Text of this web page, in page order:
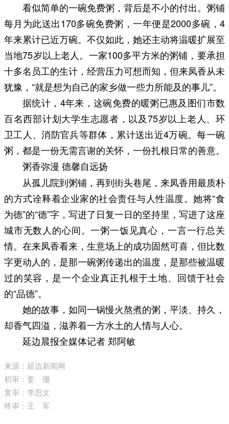
看似简单的一碗免费粥，背后是不小的付出。粥铺
每月为此送出170多碗免费粥，一年便是2000多碗，4
年来累计已近万碗。不仅如此，她还主动将温暖扩展至
当地75岁以上老人。一家100多平方米的粥铺，要承担
十多名员工的生计，经营压力可想而知，但来凤香从未
犹豫，“就是想为自己的家乡做一些力所能及的事儿”。
据统计，4年来，这碗免费的暖粥已惠及图们市数
百名西部计划大学生志愿者，以及75岁以上老人、环
卫工人、消防官兵等群体，累计送出近4万碗。每一碗
粥，都是一份无需言谢的关怀，一份扎根日常的善意。
粥香弥漫 德馨自远扬
从孤儿院到粥铺，再到街头巷尾，来凤香用最质朴
的方式诠释着企业家的社会责任与人性温度。她将“食
为德”的“德”字，写进了日复一日的坚持里，写进了这座
城市无数人的心间。一粥一饭见真心，一言一行总关
情。在来凤香看来，生意场上的成功固然可喜，但比数
字更动人的，是那一碗粥传递出的温度，是那些被温暖
过的笑容，是一个企业真正扎根于土地、回馈于社会
的“品德”。
她的故事，如同一锅慢火熬煮的粥，平淡、持久，
却香气四溢，滋养着一方水土的人情与人心。
延边晨报全媒体记者 郑阿敏
来源：延边新闻网
初审：姜 珊
复审：李思文
终审：王 军